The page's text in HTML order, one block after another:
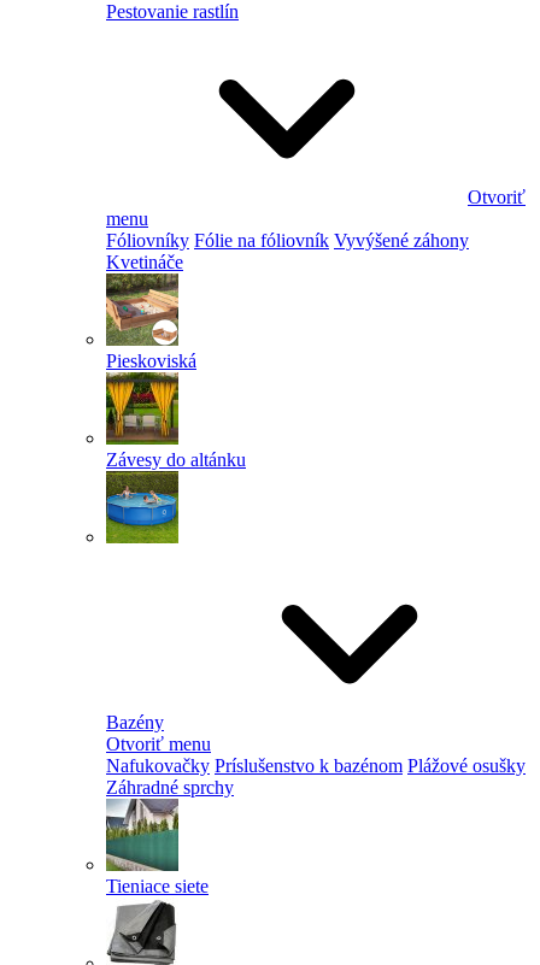
Pestovanie rastlín
Otvoriť
menu
Fóliovníky Fólie na fóliovník Vyvýšené záhony
Kvetináče
Pieskoviská
Závesy do altánku
Bazény
Otvoriť menu
Nafukovačky Príslušenstvo k bazénom Plážové osušky
Záhradné sprchy
Tieniace siete